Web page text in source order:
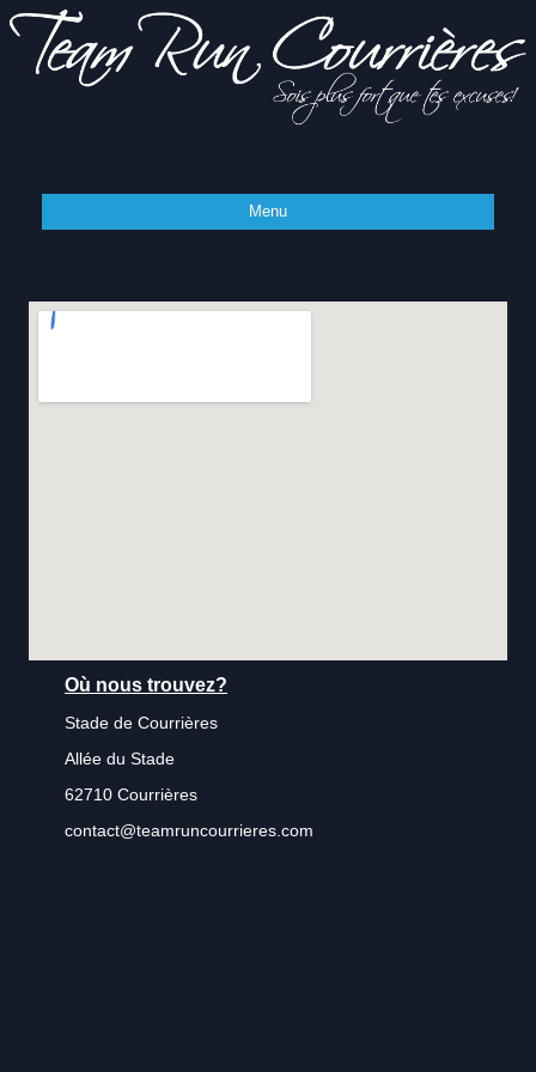
Team Run
Courrières
plus fort
Menu
Où nous trouvez?
Stade de Courrières
Allée du Stade
62710 Courrières
contact@teamruncourrieres.com